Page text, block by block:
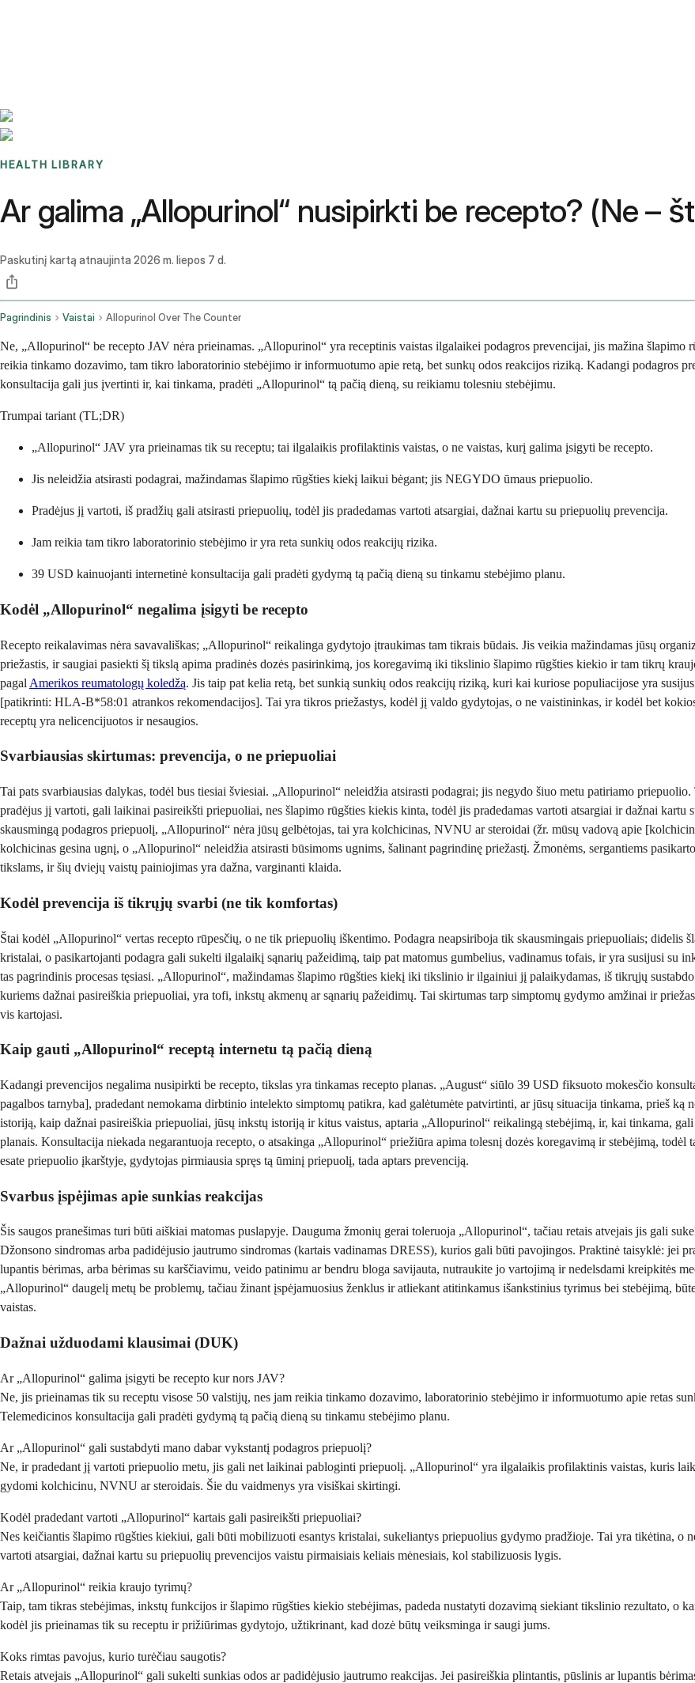
HEALTH LIBRARY
Ar galima „Allopurinol“ nusipirkti be recepto? (Ne –
Paskutinį kartą atnaujinta 2026 m. liepos 7 d.
Pagrindinis Vaistai Allopurinol Over The Counter
Ne, „Allopurinol“ be recepto JAV nėra prieinamas. „Allopurinol“ yra receptinis vaistas ilgalaikei podagros prevencijai, jis mažina šlapimo
reikia tinkamo dozavimo, tam tikro laboratorinio stebėjimo ir informuotumo apie retą, bet sunkų odos reakcijos riziką. Kadangi podagros
konsultacija gali jus įvertinti ir, kai tinkama, pradėti „Allopurinol“ tą pačią dieną, su reikiamu tolesniu stebėjimu.
Trumpai tariant (TL;DR)
„Allopurinol“ JAV yra prieinamas tik su receptu; tai ilgalaikis profilaktinis vaistas, o ne vaistas, kurį galima įsigyti be recepto.
Jis neleidžia atsirasti podagrai, mažindamas šlapimo rūgšties kiekį laikui bėgant; jis NEGYDO ūmaus priepuolio.
Pradėjus jį vartoti, iš pradžių gali atsirasti priepuolių, todėl jis pradedamas vartoti atsargiai, dažnai kartu su priepuolių prevencija.
Jam reikia tam tikro laboratorinio stebėjimo ir yra reta sunkių odos reakcijų rizika.
39 USD kainuojanti internetinė konsultacija gali pradėti gydymą tą pačią dieną su tinkamu stebėjimo planu.
Kodėl „Allopurinol“ negalima įsigyti be recepto
Recepto reikalavimas nėra savavališkas; „Allopurinol“ reikalinga gydytojo įtraukimas tam tikrais būdais. Jis veikia mažindamas jūsų
priežastis, ir saugiai pasiekti šį tikslą apima pradinės dozės pasirinkimą, jos koregavimą iki tikslinio šlapimo rūgšties kiekio ir tam tikrų
pagal Amerikos reumatologų koledžą. Jis taip pat kelia retą, bet sunkią sunkių odos reakcijų riziką, kuri kai kuriose populiacijose yra
[patikrinti: HLA-B*58:01 atrankos rekomendacijos]. Tai yra tikros priežastys, kodėl jį valdo gydytojas, o ne vaistininkas, ir kodėl bet
receptų yra nelicencijuotos ir nesaugios.
Svarbiausias skirtumas: prevencija, o ne priepuoliai
Tai pats svarbiausias dalykas, todėl bus tiesiai šviesiai. „Allopurinol“ neleidžia atsirasti podagrai; jis negydo šiuo metu patiriamo
pradėjus jį vartoti, gali laikinai pasireikšti priepuoliai, nes šlapimo rūgšties kiekis kinta, todėl jis pradedamas vartoti atsargiai ir dažnai kartu
skausmingą podagros priepuolį, „Allopurinol“ nėra jūsų gelbėtojas, tai yra kolchicinas, NVNU ar steroidai (žr. mūsų vadovą apie
kolchicinas gesina ugnį, o „Allopurinol“ neleidžia atsirasti būsimoms ugnims, šalinant pagrindinę priežastį. Žmonėms, sergantiems
tikslams, ir šių dviejų vaistų painiojimas yra dažna, varginanti klaida.
Kodėl prevencija iš tikrųjų svarbi (ne tik komfortas)
Štai kodėl „Allopurinol“ vertas recepto rūpesčių, o ne tik priepuolių iškentimo. Podagra neapsiriboja tik skausmingais priepuoliais; didelis
kristalai, o pasikartojanti podagra gali sukelti ilgalaikį sąnarių pažeidimą, taip pat matomus gumbelius, vadinamus tofais, ir yra susijusi su
tas pagrindinis procesas tęsiasi. „Allopurinol“, mažindamas šlapimo rūgšties kiekį iki tikslinio ir ilgainiui jį palaikydamas, iš tikrųjų
kuriems dažnai pasireiškia priepuoliai, yra tofi, inkstų akmenų ar sąnarių pažeidimų. Tai skirtumas tarp simptomų gydymo amžinai ir
vis kartojasi.
Kaip gauti „Allopurinol“ receptą internetu tą pačią dieną
Kadangi prevencijos negalima nusipirkti be recepto, tikslas yra tinkamas recepto planas. „August“ siūlo 39 USD fiksuoto mokesčio
pagalbos tarnyba], pradedant nemokama dirbtinio intelekto simptomų patikra, kad galėtumėte patvirtinti, ar jūsų situacija tinkama, prieš
istoriją, kaip dažnai pasireiškia priepuoliai, jūsų inkstų istoriją ir kitus vaistus, aptaria „Allopurinol“ reikalingą stebėjimą, ir, kai tinkama,
planais. Konsultacija niekada negarantuoja recepto, o atsakinga „Allopurinol“ priežiūra apima tolesnį dozės koregavimą ir stebėjimą,
esate priepuolio įkarštyje, gydytojas pirmiausia spręs tą ūminį priepuolį, tada aptars prevenciją.
Svarbus įspėjimas apie sunkias reakcijas
Šis saugos pranešimas turi būti aiškiai matomas puslapyje. Dauguma žmonių gerai toleruoja „Allopurinol“, tačiau retais atvejais jis gali
Džonsono sindromas arba padidėjusio jautrumo sindromas (kartais vadinamas DRESS), kurios gali būti pavojingos. Praktinė taisyklė: jei
lupantis bėrimas, arba bėrimas su karščiavimu, veido patinimu ar bendru bloga savijauta, nutraukite jo vartojimą ir nedelsdami kreipkitės
„Allopurinol“ daugelį metų be problemų, tačiau žinant įspėjamuosius ženklus ir atliekant atitinkamus išankstinius tyrimus bei stebėjimą,
vaistas.
Dažnai užduodami klausimai (DUK)
Ar „Allopurinol“ galima įsigyti be recepto kur nors JAV?
Ne, jis prieinamas tik su receptu visose 50 valstijų, nes jam reikia tinkamo dozavimo, laboratorinio stebėjimo ir informuotumo apie retas
Telemedicinos konsultacija gali pradėti gydymą tą pačią dieną su tinkamu stebėjimo planu.
Ar „Allopurinol“ gali sustabdyti mano dabar vykstantį podagros priepuolį?
Ne, ir pradedant jį vartoti priepuolio metu, jis gali net laikinai pabloginti priepuolį. „Allopurinol“ yra ilgalaikis profilaktinis vaistas, kuris
gydomi kolchicinu, NVNU ar steroidais. Šie du vaidmenys yra visiškai skirtingi.
Kodėl pradedant vartoti „Allopurinol“ kartais gali pasireikšti priepuoliai?
Nes keičiantis šlapimo rūgšties kiekiui, gali būti mobilizuoti esantys kristalai, sukeliantys priepuolius gydymo pradžioje. Tai yra tikėtina, o
vartoti atsargiai, dažnai kartu su priepuolių prevencijos vaistu pirmaisiais keliais mėnesiais, kol stabilizuosis lygis.
Ar „Allopurinol“ reikia kraujo tyrimų?
Taip, tam tikras stebėjimas, inkstų funkcijos ir šlapimo rūgšties kiekio stebėjimas, padeda nustatyti dozavimą siekiant tikslinio rezultato, o
kodėl jis prieinamas tik su receptu ir prižiūrimas gydytojo, užtikrinant, kad dozė būtų veiksminga ir saugi jums.
Koks rimtas pavojus, kurio turėčiau saugotis?
Retais atvejais „Allopurinol“ gali sukelti sunkias odos ar padidėjusio jautrumo reakcijas. Jei pasireiškia plintantis, pūslinis ar lupantis